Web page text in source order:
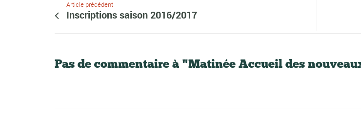
Article précédent
Inscriptions saison 2016/2017
Pas de commentaire à "Matinée Accueil des